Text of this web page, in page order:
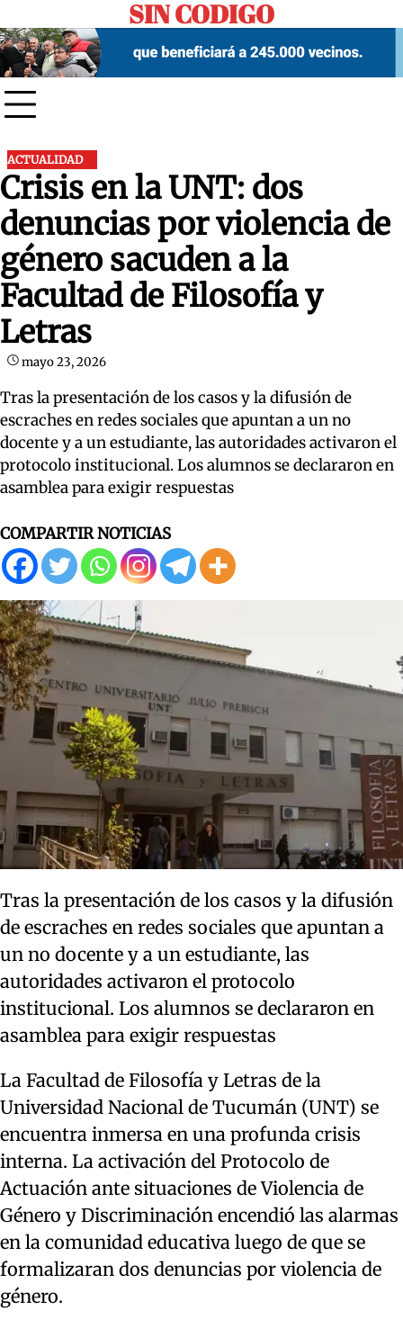
to
content
SIN CODIGO
ACTUALIDAD
Crisis en la UNT: dos
denuncias por violencia de
género sacuden a la
Facultad de Filosofía y
Letras
mayo 23, 2026
Tras la presentación de los casos y la difusión de
escraches en redes sociales que apuntan a un no
docente y a un estudiante, las autoridades activaron el
protocolo institucional. Los alumnos se declararon en
asamblea para exigir respuestas
COMPARTIR NOTICIAS
Tras la presentación de los casos y la difusión
de escraches en redes sociales que apuntan a
un no docente y a un estudiante, las
autoridades activaron el protocolo
institucional. Los alumnos se declararon en
asamblea para exigir respuestas
La Facultad de Filosofía y Letras de la
Universidad Nacional de Tucumán (UNT) se
encuentra inmersa en una profunda crisis
interna. La activación del Protocolo de
Actuación ante situaciones de Violencia de
Género y Discriminación encendió las alarmas
en la comunidad educativa luego de que se
formalizaran dos denuncias por violencia de
género.